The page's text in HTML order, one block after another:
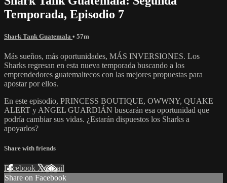
Temporada, Episodio 7
Shark Tank Guatemala • 57m
Más sueños, más oportunidades, MÁS INVERSIONES. Los
Sharks regresan en esta nueva temporada buscando a los
emprendedores guatemaltecos con las mejores propuestas para
apostar por ellos.
En este episodio, PRINCESS BOUTIQUE, OWWNY, QUAKE
ALERT y ANGEL GUARDIÁN buscarán esa oportunidad que
podría cambiar sus vidas. ¿Estarán dispuestos los Sharks a
apoyarlos?
Share with friends
Facebook XEmail
Share on Facebook